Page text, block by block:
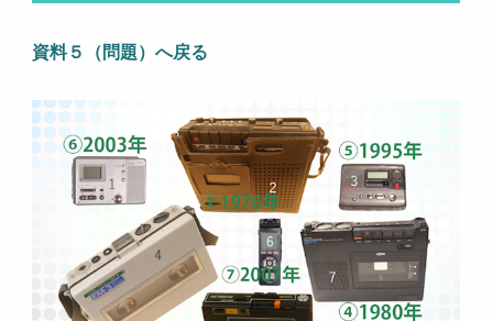
資料５（問題）へ戻る